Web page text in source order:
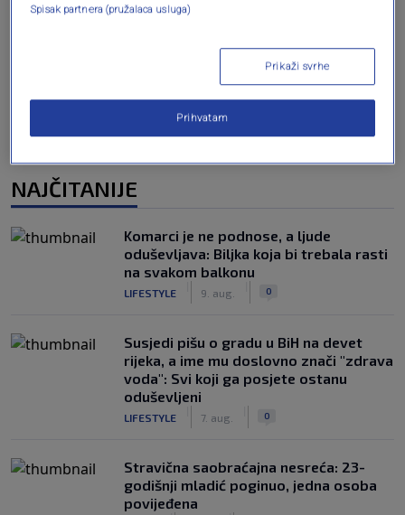
Oglas
NAJČITANIJE
Komarci je ne podnose, a ljude
oduševljava: Biljka koja bi trebala rasti
na svakom balkonu
LIFESTYLE 9. aug. 0
Susjedi pišu o gradu u BiH na devet
rijeka, a ime mu doslovno znači "zdrava
voda": Svi koji ga posjete ostanu
oduševljeni
LIFESTYLE 7. aug. 0
Stravična saobraćajna nesreća: 23-
godišnji mladić poginuo, jedna osoba
povijeđena
Spisak partnera (pružalaca usluga)
Prikaži svrhe
Prihvatam